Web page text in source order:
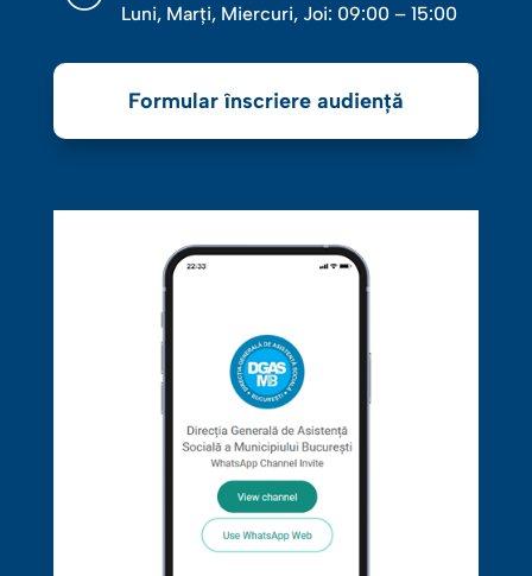
Luni, Marţi, Miercuri, Joi: 09:00 – 15:00
Formular înscriere audiență